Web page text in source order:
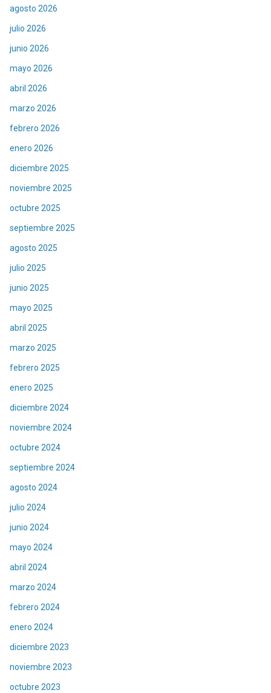
agosto 2026
julio 2026
junio 2026
mayo 2026
abril 2026
marzo 2026
febrero 2026
enero 2026
diciembre 2025
noviembre 2025
octubre 2025
septiembre 2025
agosto 2025
julio 2025
junio 2025
mayo 2025
abril 2025
marzo 2025
febrero 2025
enero 2025
diciembre 2024
noviembre 2024
octubre 2024
septiembre 2024
agosto 2024
julio 2024
junio 2024
mayo 2024
abril 2024
marzo 2024
febrero 2024
enero 2024
diciembre 2023
noviembre 2023
octubre 2023